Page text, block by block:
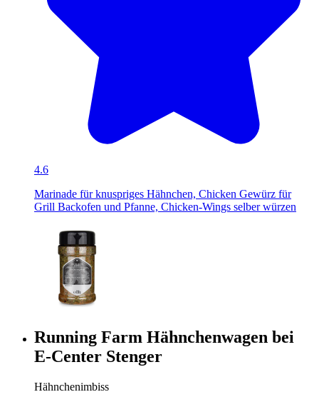
4.6
Marinade für knuspriges Hähnchen, Chicken Gewürz für
Grill Backofen und Pfanne, Chicken-Wings selber würzen
Running Farm Hähnchenwagen bei
E-Center Stenger
Hähnchenimbiss